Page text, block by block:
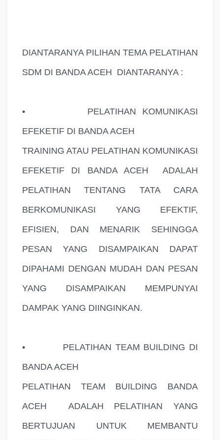
DIANTARANYA PILIHAN TEMA PELATIHAN
SDM DI BANDA ACEH DIANTARANYA :
•
PELATIHAN KOMUNIKASI
EFEKETIF DI BANDA ACEH
TRAINING ATAU PELATIHAN KOMUNIKASI
EFEKETIF DI BANDA ACEH
ADALAH
PELATIHAN TENTANG TATA CARA
BERKOMUNIKASI YANG EFEKTIF,
EFISIEN, DAN MENARIK SEHINGGA
PESAN YANG DISAMPAIKAN DAPAT
DIPAHAMI DENGAN MUDAH DAN PESAN
YANG DISAMPAIKAN MEMPUNYAI
DAMPAK YANG DIINGINKAN.
•
PELATIHAN TEAM BUILDING DI
BANDA ACEH
PELATIHAN TEAM BUILDING BANDA
ACEH
ADALAH PELATIHAN YANG
BERTUJUAN UNTUK MEMBANTU